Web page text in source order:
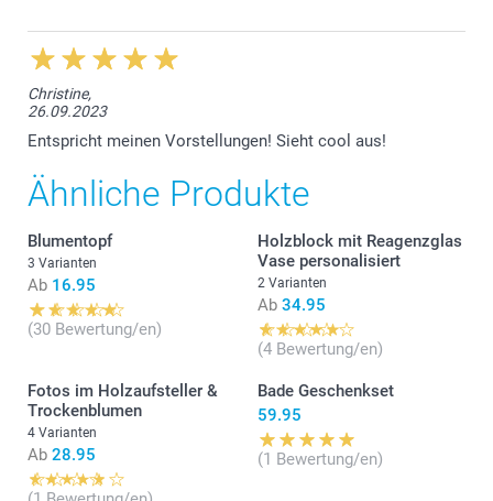
Christine,
26.09.2023
Entspricht meinen Vorstellungen! Sieht cool aus!
Ähnliche Produkte
Blumentopf
3 Varianten
Ab 16.95
(30 Bewertung/en)
Holzblock mit Reagenzglas
Vase personalisiert
2 Varianten
Ab 34.95
(4 Bewertung/en)
Fotos im Holzaufsteller &
Trockenblumen
4 Varianten
Ab 28.95
Bade Geschenkset
59.95
(1 Bewertung/en)